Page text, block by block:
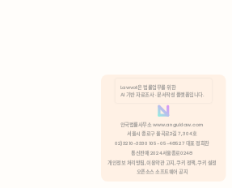
분석 쿠키 허용
Lawvot은 법률업무를 위한
AI 기반 자료조사 · 문서작성 플랫폼입니다.
안국법률사무소 www.anguklaw.com
서울시 종로구 율곡로2길 7, 304호
02)3210-3330 105-05-48527 대표 정희찬
통신판매 2024서울종로0248
개인정보 처리방침, 이용약관 고지, 쿠키 정책, 쿠키 설정
오픈소스 소프트웨어 공지